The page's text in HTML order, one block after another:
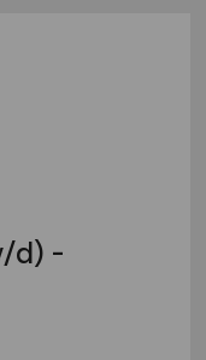
d) -